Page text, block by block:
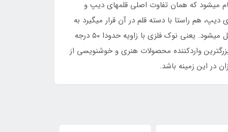
میشود که همان تفاوت اصلی قلمهای دیپ و
هم راستا با دسته قلم در آن قرار میگیرد به
طوری که دسته قلم و نوک فلزی در یک راستا قرار میگیرند. اما در دسته قلم‌های آبلیک، نوک فلزی به صورت زاویه دار به آن متصل میشود. یعنی نوک فلزی با زاویه حدودا ۵۰ درجه
واردکننده محصولات هنری و خوشنویسی از